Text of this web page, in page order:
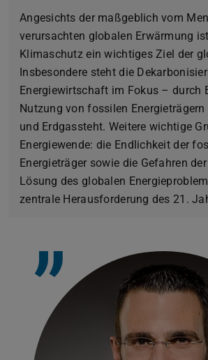
Angesichts der maßgeblich vom
verursachten globalen Erwärmung
Klimaschutz ein wichtiges Ziel der
Insbesondere steht die
Energiewirtschaft im Fokus – durch
Nutzung von fossilen Energieträgern
und Erdgassteht. Weitere wichtige
Energiewende: die Endlichkeit der
Energieträger sowie die Gefahren
Lösung des globalen
zentrale Herausforderung des 21.
”